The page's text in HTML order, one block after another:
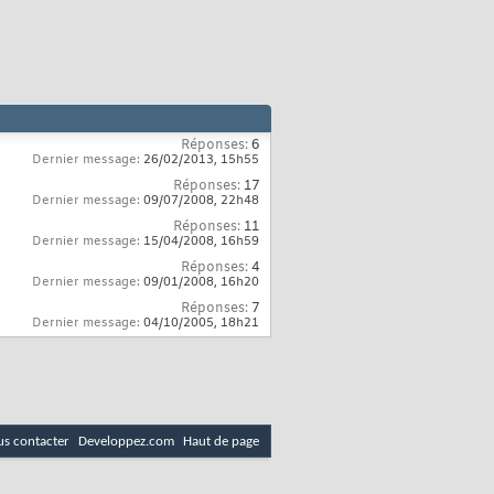
Réponses:6
Dernier message: 26/02/2013, 15h55
Réponses: 17
Dernier message: 09/07/2008, 22h48
Réponses: 11
Dernier message: 15/04/2008, 16h59
Réponses:4
Dernier message: 09/01/2008, 16h20
Réponses: 7
Dernier message: 04/10/2005, 18h21
contacter Developpez.com Haut de page